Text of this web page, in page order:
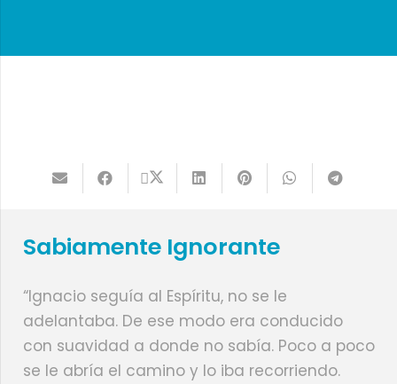
Sabiamente Ignorante
“Ignacio seguía al Espíritu, no se le
adelantaba. De ese modo era conducido
con suavidad a donde no sabía. Poco a poco
se le abría el camino y lo iba recorriendo.